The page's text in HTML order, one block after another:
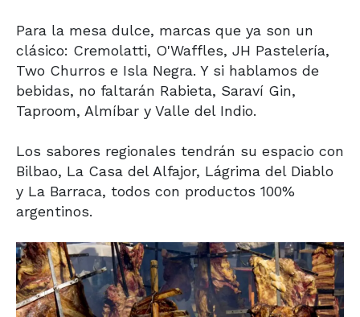
Para la mesa dulce, marcas que ya son un
clásico: Cremolatti, O'Waffles, JH Pastelería,
Two Churros e Isla Negra. Y si hablamos de
bebidas, no faltarán Rabieta, Saraví Gin,
Taproom, Almíbar y Valle del Indio.
Los sabores regionales tendrán su espacio con
Bilbao, La Casa del Alfajor, Lágrima del Diablo
y La Barraca, todos con productos 100%
argentinos.